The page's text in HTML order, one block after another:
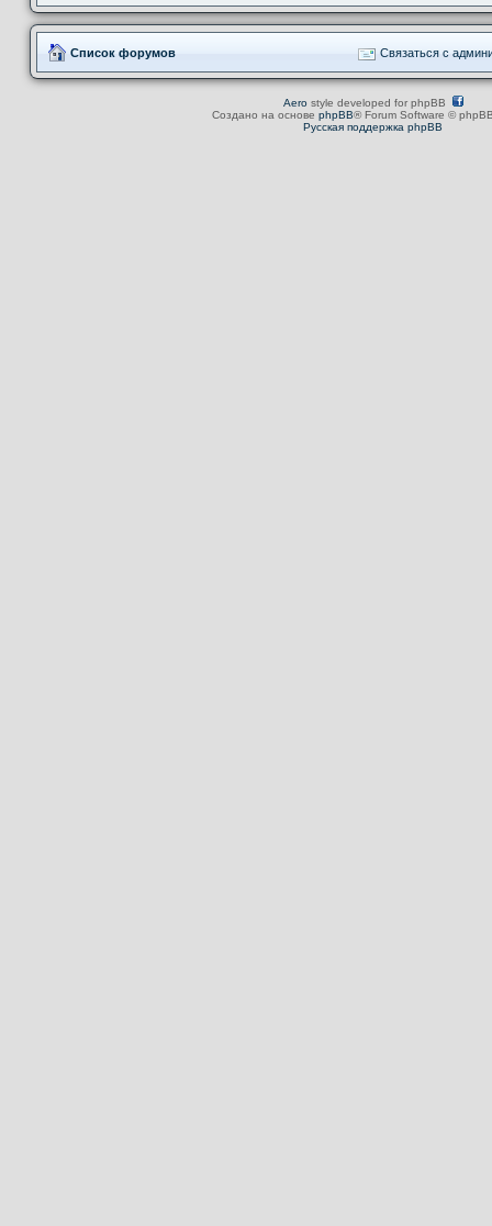
Список форумов Связаться с
Aerostyle developed for phpBB
Создано на основе phpBB® Forum Software ©
Русская поддержка phpBB